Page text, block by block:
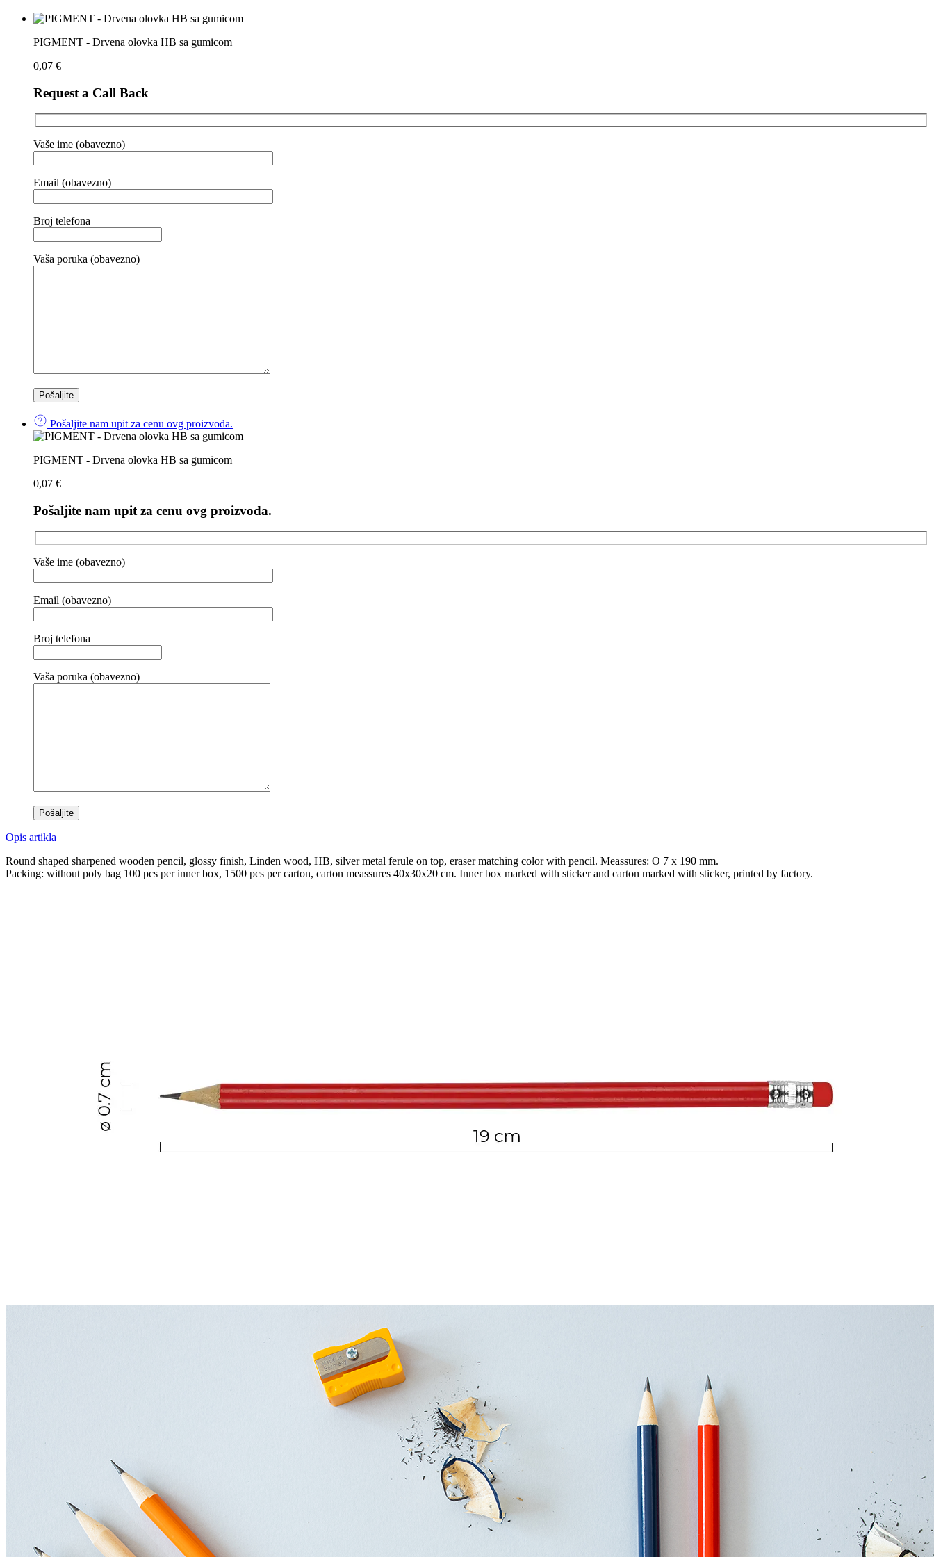
PIGMENT - Drvena olovka HB sa gumicom
0,07 €
Request a Call Back
Vaše ime (obavezno)
Email (obavezno)
Broj telefona
Vaša poruka (obavezno)
Pošaljite nam upit za cenu ovg proizvoda.
PIGMENT - Drvena olovka HB sa gumicom
0,07 €
Pošaljite nam upit za cenu ovg proizvoda.
Vaše ime (obavezno)
Email (obavezno)
Broj telefona
Vaša poruka (obavezno)
Opis artikla
Round shaped sharpened wooden pencil, glossy finish, Linden wood, HB, silver metal ferule on top, eraser matching color with pencil. Meassures: O 7 x 190 mm.
Packing: without poly bag 100 pcs per inner box, 1500 pcs per carton, carton meassures 40x30x20 cm. Inner box marked with sticker and carton marked with sticker, printed by factory.